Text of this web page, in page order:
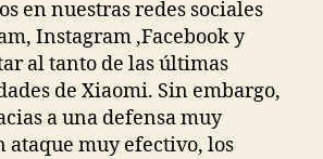
en nuestras redes sociales
Instagram ,Facebook y
al tanto de las últimas
de Xiaomi. Sin embargo,
a una defensa muy
ataque muy efectivo, los